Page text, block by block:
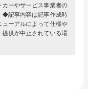
ーやサービス事業者の
◆記事内容は記事作成時
ーアルによって仕様や
供が中止されている場